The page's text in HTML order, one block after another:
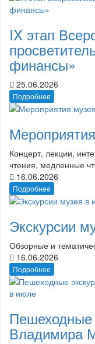
IX этап
финансы»
25.06.2026
Подробнее
Концерт, лекции,
чтения, медленные
16.06.2026
Подробнее
Экскурсии
Обзорные и
16.06.2026
Подробнее
Пешеходные
Владимира